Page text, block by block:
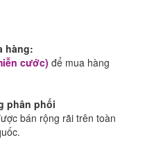
hàng:
cước) để mua hàng
phân phối
bán rộng rãi trên toàn